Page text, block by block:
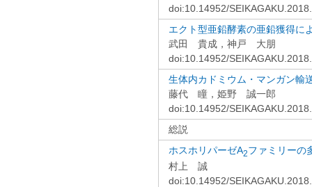
doi:10.14952/
エクト型亜鉛酵素の亜鉛獲得に
武田 貴成，神戸 大朋
doi:10.14952/
生体内カドミウム・マンガン輸
藤代 瞳，姫野 誠一郎
doi:10.14952/
総説
ホスホリパーゼA2ファミリーの
村上 誠
doi:10.14952/